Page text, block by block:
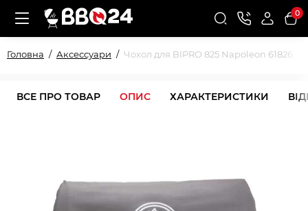
0
Головна Аксессуари Чохол для BIPRO 825 Napoleon 61826
ВСЕ ПРО ТОВАР ОПИС ХАРАКТЕРИСТИКИ